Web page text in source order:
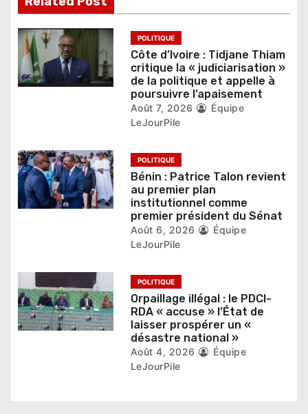
e
l
’
a
i
c
POLITIQUE
Côte d’Ivoire : Tidjane Thiam
critique la « judiciarisation »
de la politique et appelle à
poursuivre l’apaisement
Août 7, 2026
Équipe
LeJourPile
POLITIQUE
Bénin : Patrice Talon revient
au premier plan
institutionnel comme
premier président du Sénat
Août 6, 2026
Équipe
LeJourPile
POLITIQUE
Orpaillage illégal : le PDCI-
RDA « accuse » l’État de
laisser prospérer un «
désastre national »
Août 4, 2026
Équipe
LeJourPile